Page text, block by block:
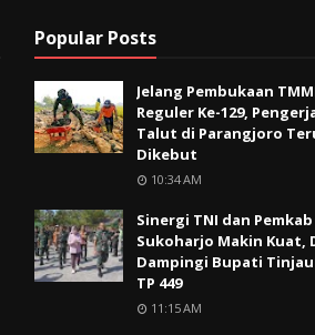
Popular Posts
Jelang Pembukaan
Reguler Ke-129,
Talut di Parangjoro
Dikebut
10:34 AM
Sinergi TNI dan Pemkab
Sukoharjo Makin Kuat,
Dampingi Bupati
TP 449
11:15 AM